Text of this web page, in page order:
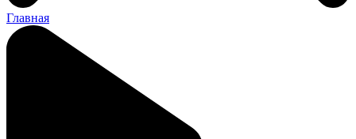
Главная